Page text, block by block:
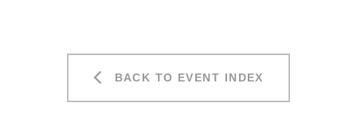
BACK TO EVENT INDEX